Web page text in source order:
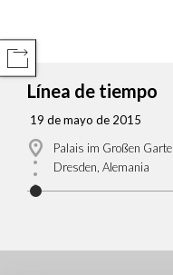
Línea de tiempo
19 de mayo de 2015
Palais im Großen
Dresden, Alemania